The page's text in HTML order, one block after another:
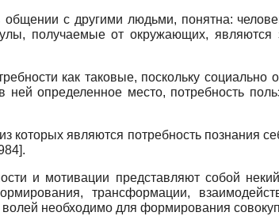
с другими людьми, понятна:
получаемые от окружающих,
как таковые, поскольку
ней определенное место, потребность
которых являются потребность познания
].
и мотивации представляют собой
трансформации,
необходимо для формирования